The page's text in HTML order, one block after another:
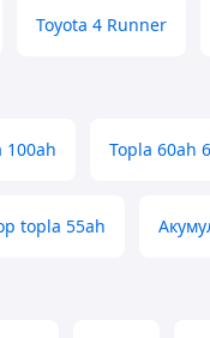
Toyota 4 Runner
100ah Topla 60ah
topla 55ah